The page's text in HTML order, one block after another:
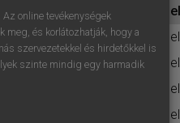
elindításához
ésbelépek.
online tevékenységek
meg, és korlátozhatják, hogy a
szervezetekkel és hirdetőkkel is
szinte mindig egy harmadik